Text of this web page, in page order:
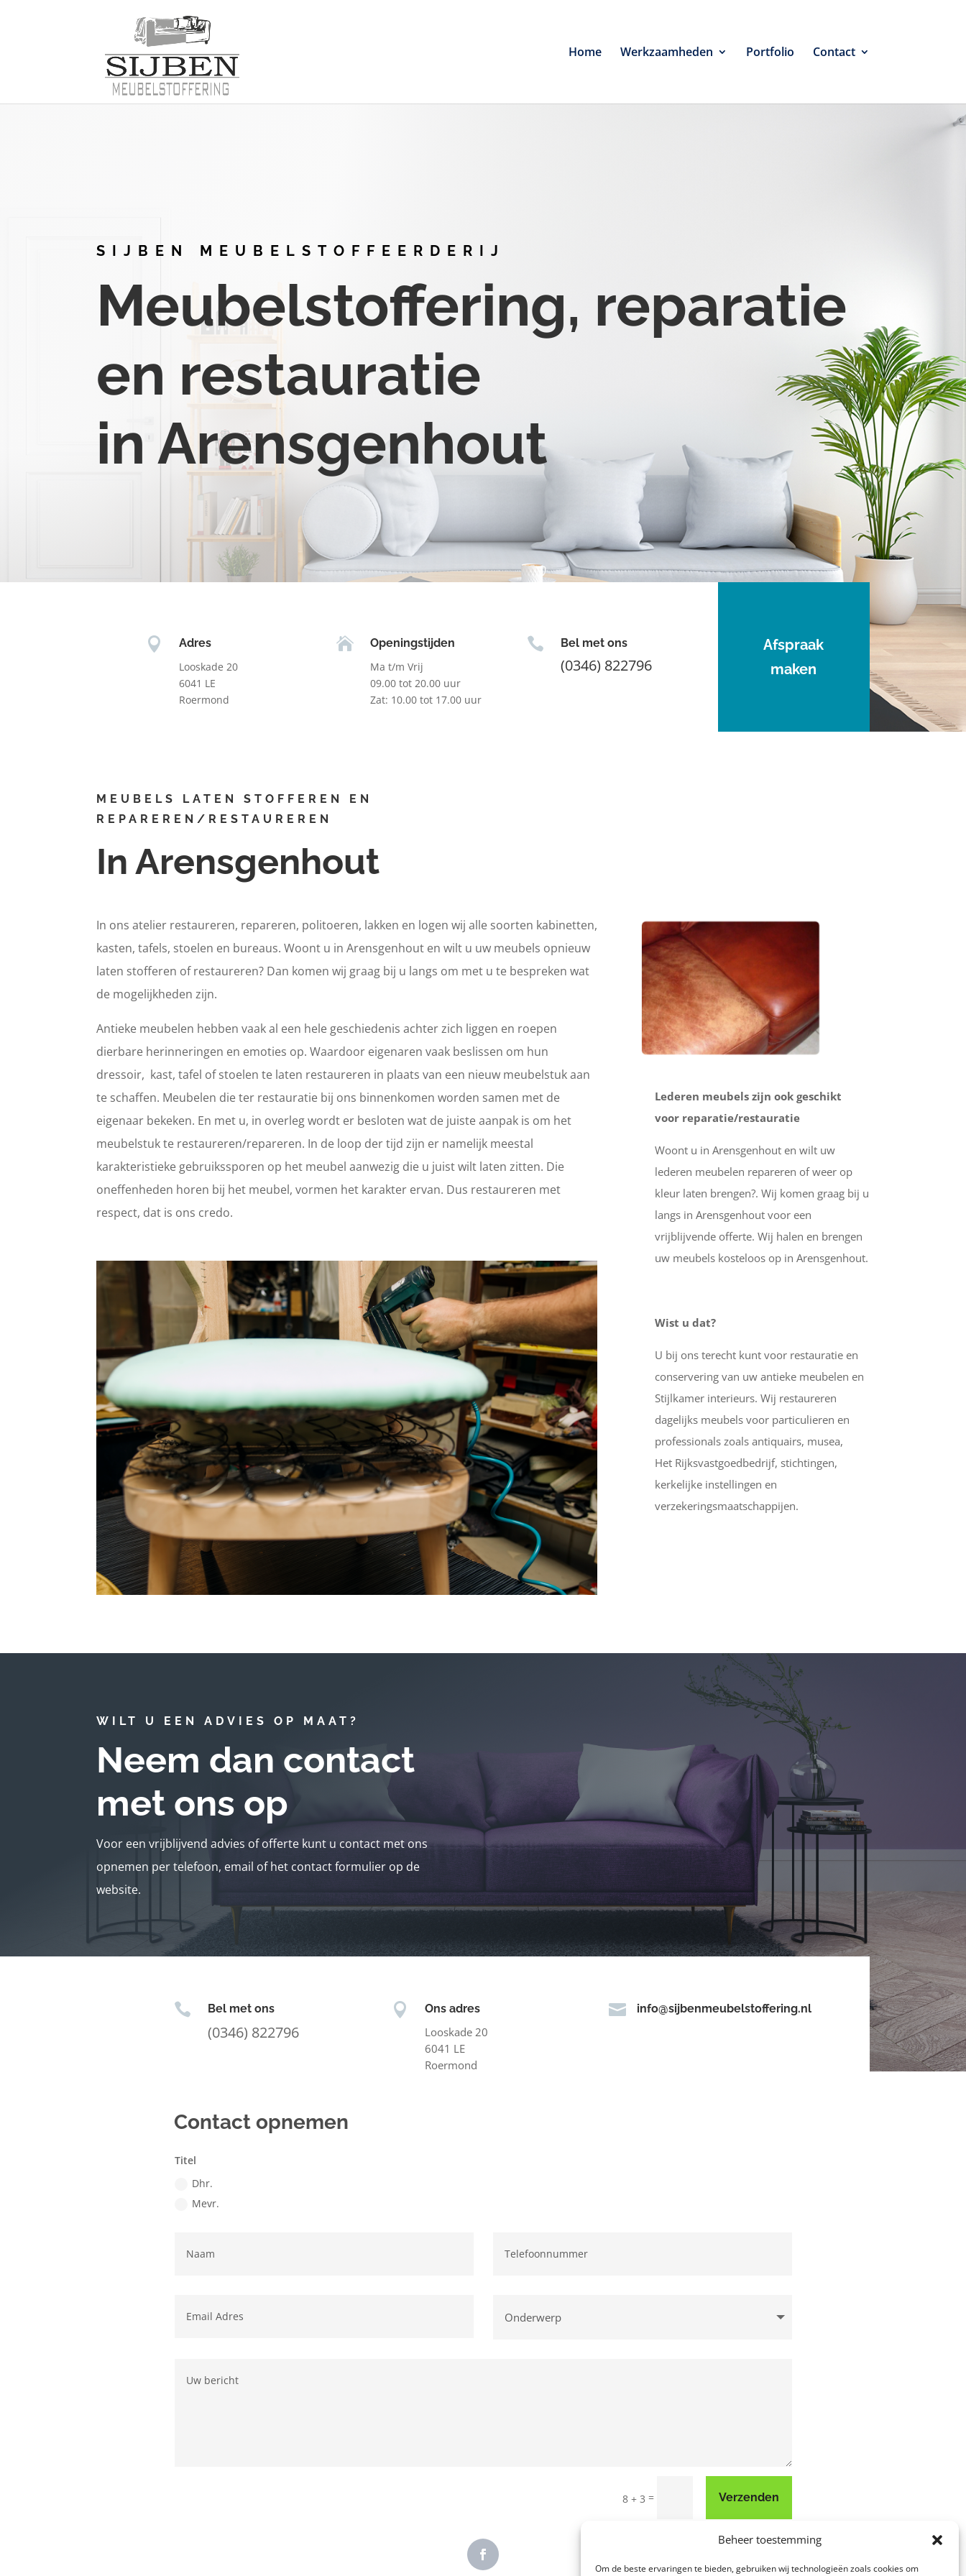
Beheer toestemming
Om de beste ervaringen te bieden, gebruiken wij technologieën zoals cookies om
Home Werkzaamheden Portfolio Contact
SIJBEN MEUBELSTOFFEERDERIJ
Meubelstoffering, reparatie
en restauratie
in Arensgenhout

Adres
Looskade 20
6041 LE
Roermond

Openingstijden
Ma t/m Vrij
09.00 tot 20.00 uur
Zat: 10.00 tot 17.00 uur
 Bel met ons
(0346) 822796
Afspraak
maken
MEUBELS LATEN STOFFEREN EN
REPAREREN/RESTAUREREN
In Arensgenhout
In ons atelier restaureren, repareren, politoeren, lakken en logen wij alle soorten kabinetten,
kasten, tafels, stoelen en bureaus. Woont u in Arensgenhout en wilt u uw meubels opnieuw
laten stofferen of restaureren? Dan komen wij graag bij u langs om met u te bespreken wat
de mogelijkheden zijn.
Antieke meubelen hebben vaak al een hele geschiedenis achter zich liggen en roepen
dierbare herinneringen en emoties op. Waardoor eigenaren vaak beslissen om hun
dressoir, kast, tafel of stoelen te laten restaureren in plaats van een nieuw meubelstuk aan
te schaffen. Meubelen die ter restauratie bij ons binnenkomen worden samen met de
eigenaar bekeken. En met u, in overleg wordt er besloten wat de juiste aanpak is om het
meubelstuk te restaureren/repareren. In de loop der tijd zijn er namelijk meestal
karakteristieke gebruikssporen op het meubel aanwezig die u juist wilt laten zitten. Die
oneffenheden horen bij het meubel, vormen het karakter ervan. Dus restaureren met
respect, dat is ons credo.
Lederen meubels zijn ook geschikt
voor reparatie/restauratie
Woont u in Arensgenhout en wilt uw
lederen meubelen repareren of weer op
kleur laten brengen?. Wij komen graag bij u
langs in Arensgenhout voor een
vrijblijvende offerte. Wij halen en brengen
uw meubels kosteloos op in Arensgenhout.
Wist u dat?
U bij ons terecht kunt voor restauratie en
conservering van uw antieke meubelen en
Stijlkamer interieurs. Wij restaureren
dagelijks meubels voor particulieren en
professionals zoals antiquairs, musea,
Het Rijksvastgoedbedrijf, stichtingen,
kerkelijke instellingen en
verzekeringsmaatschappijen.
WILT U EEN ADVIES OP MAAT?
Neem dan contact
met ons op
Voor een vrijblijvend advies of offerte kunt u contact met ons
opnemen per telefoon, email of het contact formulier op de
website.
 Bel met ons
(0346) 822796
 Ons adres
Looskade 20
6041 LE
Roermond
 info@sijbenmeubelstoffering.nl
Contact opnemen
Titel
Dhr.
Mevr.
8 + 3 = Verzenden